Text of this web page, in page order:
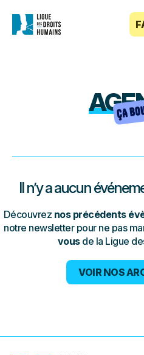
ÇA
Il n’y a aucun
Découvrez nos précédents
notre newsletter pour ne pas
vousde la Ligue
VOIR NOS